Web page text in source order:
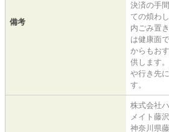
備考
決済の手
ての煩わ
内ごみ置
は健康面
からもお
供します
や行き先
す。
株式会社
メイト藤
神奈川県